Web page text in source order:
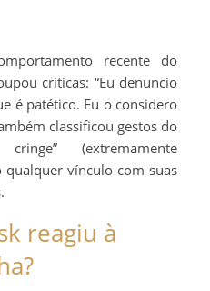
recente do
críticas: “Eu denuncio
é patético. Eu o considero
classificou gestos do
(extremamente
qualquer vínculo com suas
reagiu à